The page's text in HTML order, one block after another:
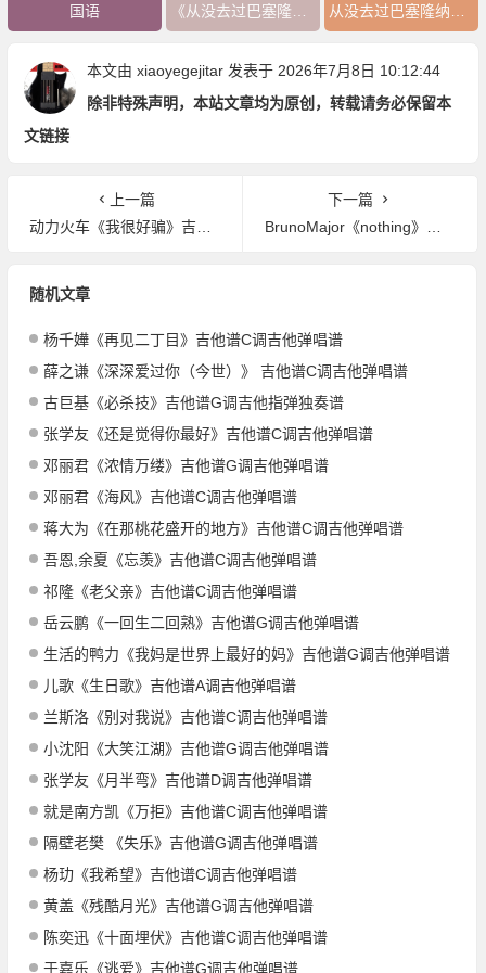
国语
本文由 xiaoyegejitar发表于 2026年7月8日 10:12:44
除非特殊声明，本站文章均为原创，转载请务必保留本
文链接
上一篇
动力火车《我很好骗》吉他谱C调吉他弹唱谱
下一篇
BrunoMajor《nothing》吉他谱C调吉他弹唱谱
随机文章
杨千嬅《再见二丁目》吉他谱C调吉他弹唱谱
薛之谦《深深爱过你（今世）》 吉他谱C调吉他弹唱谱
古巨基《必杀技》吉他谱G调吉他指弹独奏谱
张学友《还是觉得你最好》吉他谱C调吉他弹唱谱
邓丽君《浓情万缕》吉他谱G调吉他弹唱谱
邓丽君《海风》吉他谱C调吉他弹唱谱
蒋大为《在那桃花盛开的地方》吉他谱C调吉他弹唱谱
吾恩,余夏《忘羡》吉他谱C调吉他弹唱谱
祁隆《老父亲》吉他谱C调吉他弹唱谱
岳云鹏《一回生二回熟》吉他谱G调吉他弹唱谱
生活的鸭力《我妈是世界上最好的妈》吉他谱G调吉他弹唱谱
儿歌《生日歌》吉他谱A调吉他弹唱谱
兰斯洛《别对我说》吉他谱C调吉他弹唱谱
小沈阳《大笑江湖》吉他谱G调吉他弹唱谱
张学友《月半弯》吉他谱D调吉他弹唱谱
就是南方凯《万拒》吉他谱C调吉他弹唱谱
隔壁老樊 《失乐》吉他谱G调吉他弹唱谱
杨玏《我希望》吉他谱C调吉他弹唱谱
黄盖《残酷月光》吉他谱G调吉他弹唱谱
陈奕迅《十面埋伏》吉他谱C调吉他弹唱谱
于嘉乐《逃爱》吉他谱G调吉他弹唱谱